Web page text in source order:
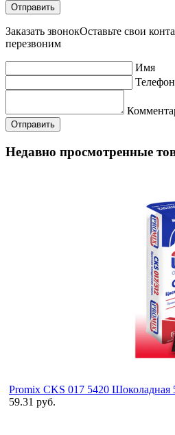
Заказать звонокОставьте свои
перезвоним
Имя
Телефон
Недавно просмотренные
Promix CKS 017 5420 Шоколадная
59.31 руб.